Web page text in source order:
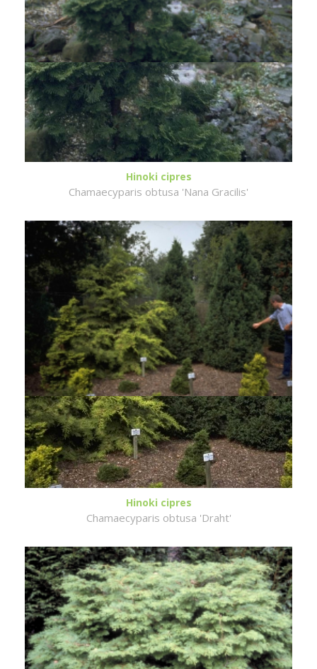
Hinoki cipres
Chamaecyparis obtusa 'Nana Gracilis'
Hinoki cipres
Chamaecyparis obtusa 'Draht'